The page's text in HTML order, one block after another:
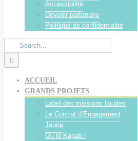
Accessibilité
Devenir partenaire
Politique de confidentialité
Search
for:
ACCUEIL
GRANDS PROJETS
Label des missions locales
Le Contrat d’Engagement
Jeune
Ou lé Kapab !